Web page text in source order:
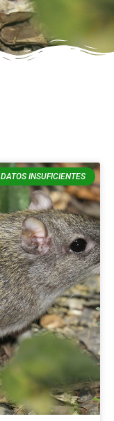
DATOS INSUFICIENTES